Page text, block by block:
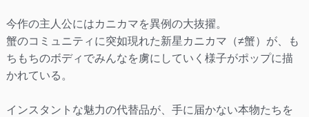
今作の主人公にはカニカマを異例の大抜擢。
蟹のコミュニティに突如現れた新星カニカマ（≠蟹）が、も
ちもちのボディでみんなを虜にしていく様子がポップに描
かれている。
インスタントな魅力の代替品が、手に届かない本物たちを